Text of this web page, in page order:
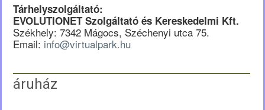
Tárhelyszolgáltató:
EVOLUTIONET Szolgáltató és Kereskedelmi Kft.
Székhely: 7342 Mágocs, Széchenyi utca 75.
Email: info@virtualpark.hu
áruház